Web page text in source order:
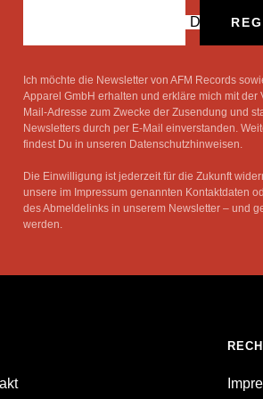
Deine E-
Ich möchte die Newsletter von AFM Records
Apparel GmbH erhalten und erkläre mich mit der
Mail-Adresse zum Zwecke der Zusendung und
Newsletters durch per E-Mail einverstanden.
findest Du in unseren Datenschutzhinweisen.
Die Einwilligung ist jederzeit für die Zukunft
unsere im Impressum genannten Kontaktdaten
des Abmeldelinks in unserem Newsletter – und
werden.